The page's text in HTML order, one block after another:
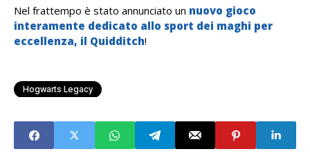
Nel frattempo è stato annunciato un nuovo gioco
interamente dedicato allo sport dei maghi per
eccellenza, il Quidditch!
Hogwarts Legacy